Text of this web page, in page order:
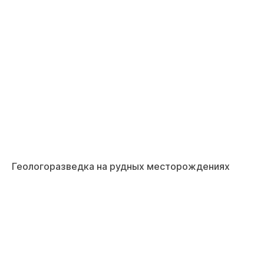
Геологоразведка на рудных месторождениях